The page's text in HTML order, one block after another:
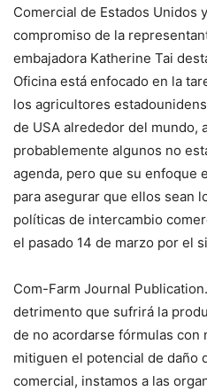
Comercial de Estados Unidos
compromiso de la
embajadora Katherine Tai
Oficina está enfocado en la
los agricultores
de USA alrededor del mundo,
probablemente algunos no
agenda, pero que su enfoque
para asegurar que ellos sean
políticas de intercambio
el pasado 14 de marzo por el
Com-Farm Journal
detrimento que sufrirá la
de no acordarse fórmulas
mitiguen el potencial de daño
comercial, instamos a las